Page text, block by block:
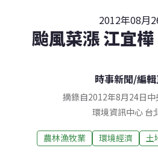
2012年08月
颱風菜漲 江宜
時事新聞/編
摘錄自2012年8月24日中
環境資訊中心 台
農林漁牧業 環境經濟 土